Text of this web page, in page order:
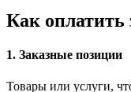
Как оплатить
1. Заказные позиции
Товары или услуги,